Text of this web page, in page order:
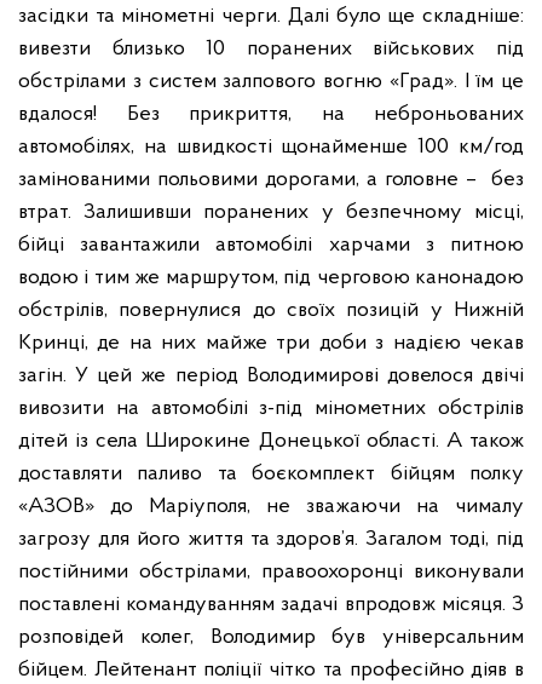
засідки та мінометні черги. Далі було ще складніше:
вивезти близько 10 поранених військових під
обстрілами з систем залпового вогню «Град». І їм це
вдалося! Без прикриття, на неброньованих
автомобілях, на швидкості щонайменше 100 км/год
замінованими польовими дорогами, а головне – без
втрат. Залишивши поранених у безпечному місці,
бійці завантажили автомобілі харчами з питною
водою і тим же маршрутом, під черговою канонадою
обстрілів, повернулися до своїх позицій у Нижній
Кринці, де на них майже три доби з надією чекав
загін. У цей же період Володимирові довелося двічі
вивозити на автомобілі з-під мінометних обстрілів
дітей із села Широкине Донецької області. А також
доставляти паливо та боєкомплект бійцям полку
«АЗОВ» до Маріуполя, не зважаючи на чималу
загрозу для його життя та здоров’я. Загалом тоді, під
постійними обстрілами, правоохоронці виконували
поставлені командуванням задачі впродовж місяця. З
розповідей колег, Володимир був універсальним
бійцем. Лейтенант поліції чітко та професійно діяв в